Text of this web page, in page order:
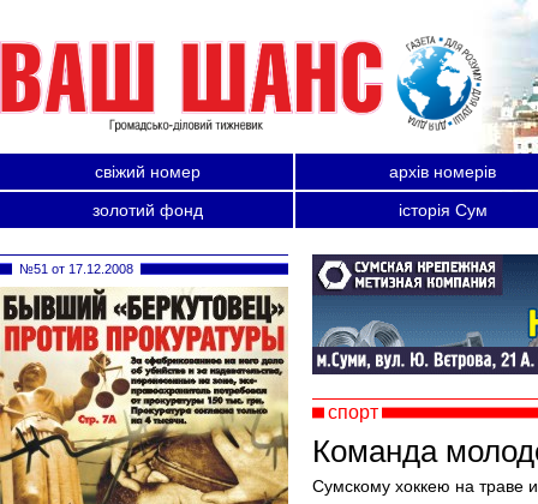
свіжий номер
архів номерів
золотий фонд
історія Сум
спорт
Команда
Сумскому хоккею на траве
№51 от 17.12.2008